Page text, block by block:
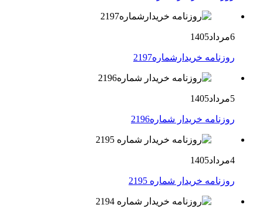
6مرداد1405
روزنامه خریدارشماره2197
5مرداد1405
روزنامه خریدار شماره2196
4مرداد1405
روزنامه خریدار شماره 2195